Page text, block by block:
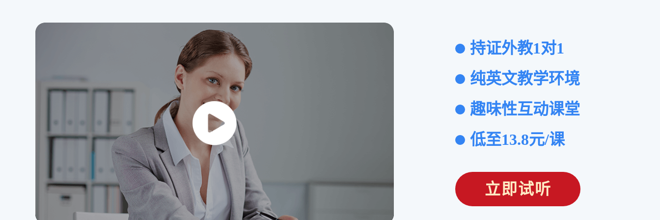
持证外教1对1
纯英文教学环境
趣味性互动课堂
低至13.8元/课
立即试听